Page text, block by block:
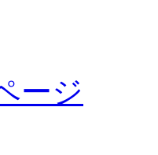
ージ